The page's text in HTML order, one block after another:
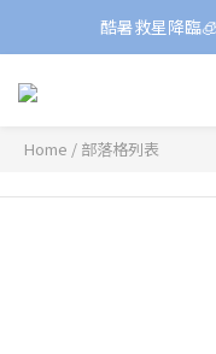
酷暑救星降臨
Home / 部落格列表